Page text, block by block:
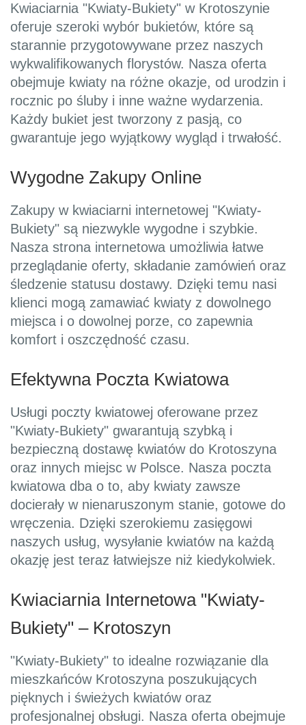
Kwiaciarnia "Kwiaty-Bukiety" w Krotoszynie
oferuje szeroki wybór bukietów, które są
starannie przygotowywane przez naszych
wykwalifikowanych florystów. Nasza oferta
obejmuje kwiaty na różne okazje, od urodzin i
rocznic po śluby i inne ważne wydarzenia.
Każdy bukiet jest tworzony z pasją, co
gwarantuje jego wyjątkowy wygląd i trwałość.
Wygodne Zakupy Online
Zakupy w kwiaciarni internetowej "Kwiaty-
Bukiety" są niezwykle wygodne i szybkie.
Nasza strona internetowa umożliwia łatwe
przeglądanie oferty, składanie zamówień oraz
śledzenie statusu dostawy. Dzięki temu nasi
klienci mogą zamawiać kwiaty z dowolnego
miejsca i o dowolnej porze, co zapewnia
komfort i oszczędność czasu.
Efektywna Poczta Kwiatowa
Usługi poczty kwiatowej oferowane przez
"Kwiaty-Bukiety" gwarantują szybką i
bezpieczną dostawę kwiatów do Krotoszyna
oraz innych miejsc w Polsce. Nasza poczta
kwiatowa dba o to, aby kwiaty zawsze
docierały w nienaruszonym stanie, gotowe do
wręczenia. Dzięki szerokiemu zasięgowi
naszych usług, wysyłanie kwiatów na każdą
okazję jest teraz łatwiejsze niż kiedykolwiek.
Kwiaciarnia Internetowa "Kwiaty-
Bukiety" – Krotoszyn
"Kwiaty-Bukiety" to idealne rozwiązanie dla
mieszkańców Krotoszyna poszukujących
pięknych i świeżych kwiatów oraz
profesjonalnej obsługi. Nasza oferta obejmuje